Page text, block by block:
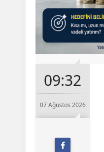
09:32
07 Ağustos 2026